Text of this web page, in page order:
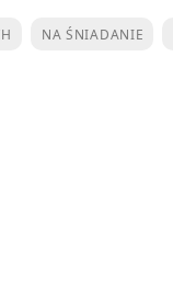
NA ŚNIADANIE